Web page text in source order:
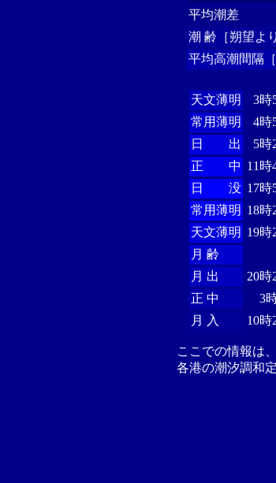
平均潮差
潮 齢［朔望よ
平均高潮間隔
天文薄明
3時
常用薄明
4時
日 出
5時
正 中 11時
日 没 17時
常用薄明 18時
天文薄明 19時
月 齢
月 出
20時
正 中
3
月 入
10時
ここでの情報は
各港の潮汐調和